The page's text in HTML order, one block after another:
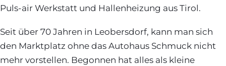
Puls-air Werkstatt und Hallenheizung aus Tirol.
Seit über 70 Jahren in Leobersdorf, kann man sich
den Marktplatz ohne das Autohaus Schmuck nicht
mehr vorstellen. Begonnen hat alles als kleine